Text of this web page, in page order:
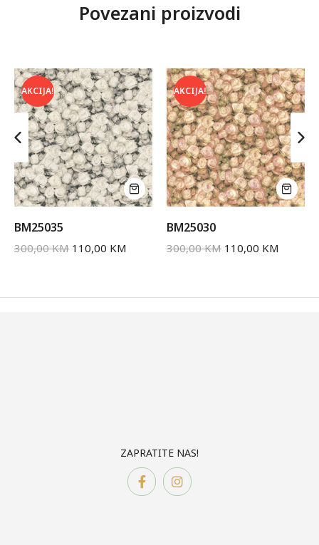
Povezani proizvodi
AKCIJA!
BM25035
300,00KM 110,00 KM
AKCIJA!
BM25030
300,00KM 110,00 KM
ZAPRATITE NAS!